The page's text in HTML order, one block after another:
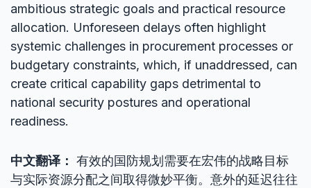
ambitious strategic goals and practical resource
allocation. Unforeseen delays often highlight
systemic challenges in procurement processes or
budgetary constraints, which, if unaddressed, can
create critical capability gaps detrimental to
national security postures and operational
readiness.
中文翻译： 有效的国防规划需要在宏伟的战略目标
与实际资源分配之间取得微妙平衡。意外的延迟往往